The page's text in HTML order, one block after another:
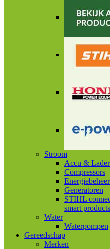
Stroom
Accu & Lader
Compressors
Energiebeheer
Generatoren
STIHL
smart products
Water
Waterpompen
Gereedschap
Merken